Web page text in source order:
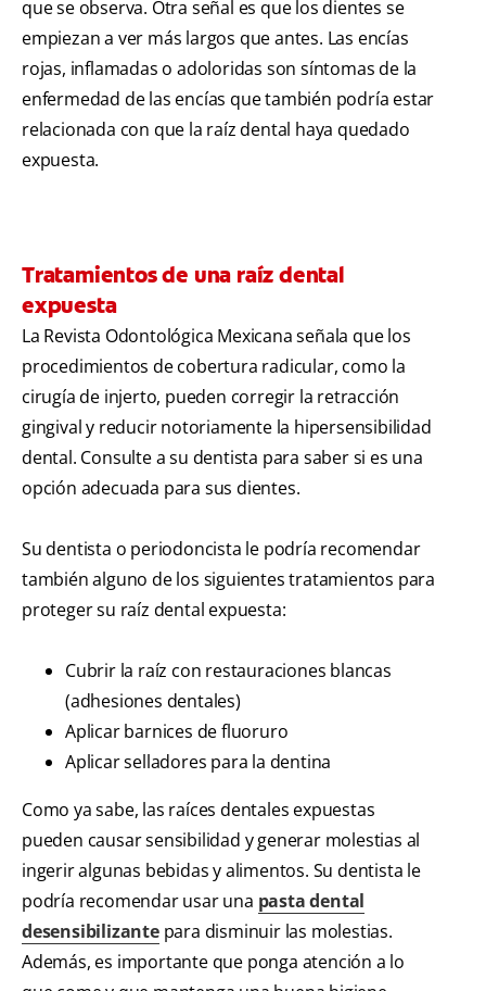
que se observa. Otra señal es que los dientes se
empiezan a ver más largos que antes. Las encías
rojas, inflamadas o adoloridas son síntomas de la
enfermedad de las encías que también podría estar
relacionada con que la raíz dental haya quedado
expuesta.
Tratamientos de una raíz dental
expuesta
La Revista Odontológica Mexicana señala que los
procedimientos de cobertura radicular, como la
cirugía de injerto, pueden corregir la retracción
gingival y reducir notoriamente la hipersensibilidad
dental. Consulte a su dentista para saber si es una
opción adecuada para sus dientes.
Su dentista o periodoncista le podría recomendar
también alguno de los siguientes tratamientos para
proteger su raíz dental expuesta:
Cubrir la raíz con restauraciones blancas
(adhesiones dentales)
Aplicar barnices de fluoruro
Aplicar selladores para la dentina
Como ya sabe, las raíces dentales expuestas
pueden causar sensibilidad y generar molestias al
ingerir algunas bebidas y alimentos. Su dentista le
podría recomendar usar una pasta dental
desensibilizantepara disminuir las molestias.
Además, es importante que ponga atención a lo